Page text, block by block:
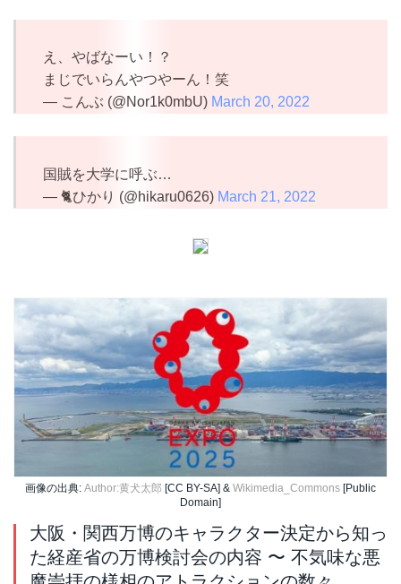
え、やばなーい！？
まじでいらんやつやーん！笑
— こんぶ (@Nor1k0mbU) March 20, 2022
国賊を大学に呼ぶ…
— 🐈ひかり (@hikaru0626) March 21, 2022
画像の出典: Author:黄犬太郎 [CC BY-SA] & Wikimedia_Commons [Public
Domain]
大阪・関西万博のキャラクター決定から知っ
た経産省の万博検討会の内容 〜 不気味な悪